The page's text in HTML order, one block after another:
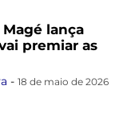
Magé lança
premiar as
- 18 de maio de 2026